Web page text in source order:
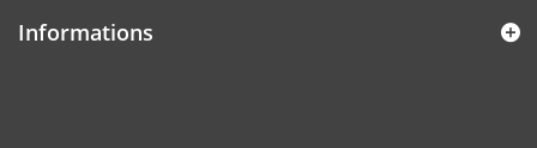
Informations